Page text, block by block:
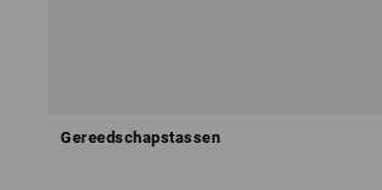
Gereedschapstassen